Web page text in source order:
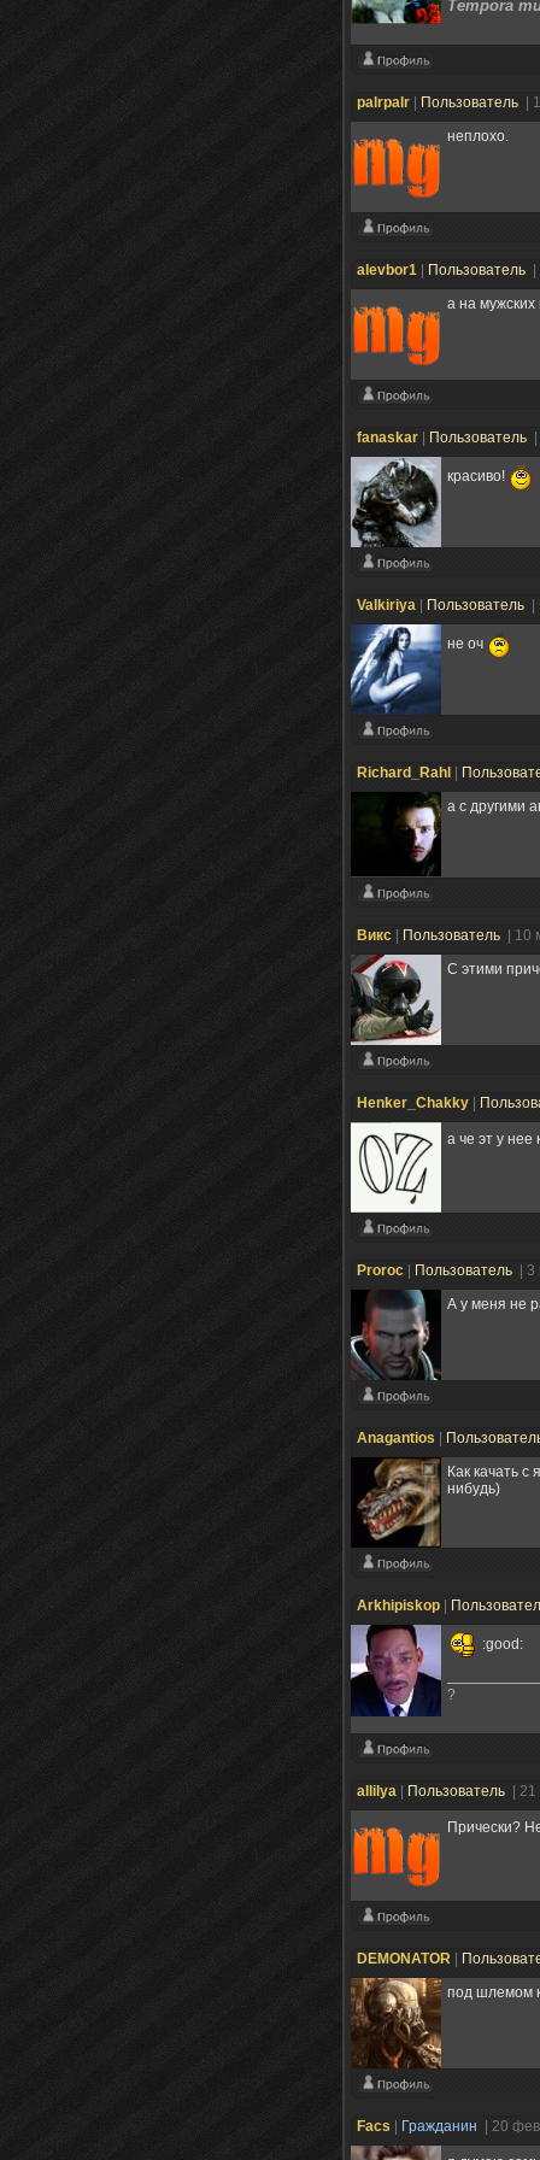
Tempora
palrpalr Пользователь
|
неплохо.
alevbor1 Пользователь
а на мужских
fanaskar Пользователь
красиво!
Valkiriya Пользователь
не оч
Richard_Rahl
а с другими
Викс Пользователь
| 10
С этими
Henker_Chakky
а че эт у нее
Proroc Пользователь
|
А у меня не
Anagantios
Как качать
нибудь)
Arkhipiskop
:good:
?
allilya Пользователь |
Прически?
DEMONATOR
под шлемом
Facs Гражданин | 20